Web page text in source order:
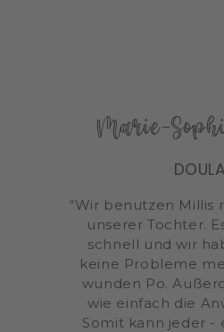
Marie-
DOULA
“Wir benutzen Millis
unserer Tochter.
schnell und wir
keine Probleme
wunden Po.
wie einfach die
Somit kann jeder -